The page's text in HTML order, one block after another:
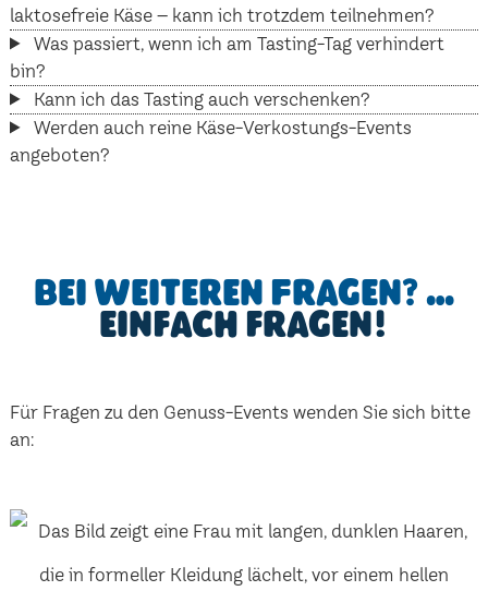
laktosefreie Käse – kann ich trotzdem teilnehmen?
Was passiert, wenn ich am Tasting-Tag verhindert
bin?
Kann ich das Tasting auch verschenken?
Werden auch reine Käse-Verkostungs-Events
angeboten?
Bei weiteren Fragen? …
einfach fragen!
Für Fragen zu den Genuss-Events wenden Sie sich bitte
an: